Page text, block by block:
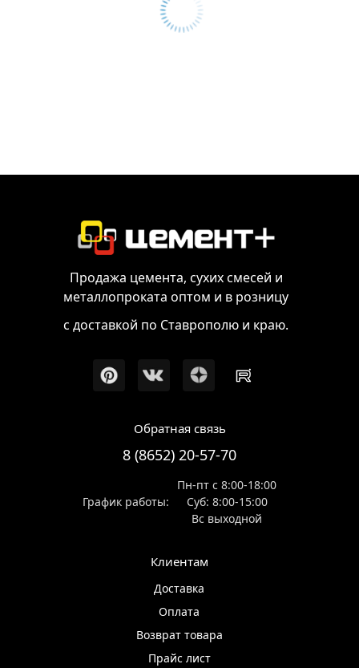
Продажа цемента, сухих смесей и
металлопроката оптом и в розницу
с доставкой по Ставрополю и краю.
Обратная связь
8 (8652) 20-57-70
График работы:
Пн-пт с 8:00-18:00
Суб: 8:00-15:00
Вс выходной
Клиентам
Доставка
Оплата
Возврат товара
Прайс лист